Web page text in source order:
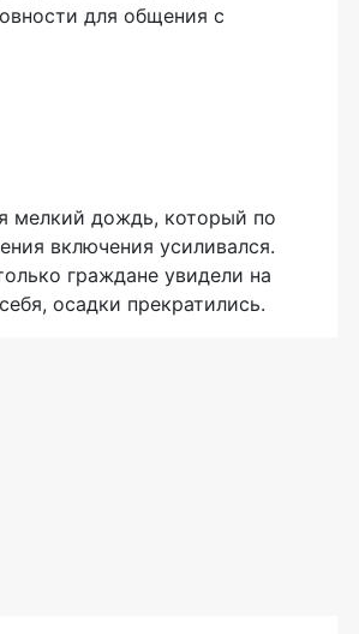
для общения с
мелкий дождь, который по
включения усиливался.
граждане увидели на
осадки прекратились.